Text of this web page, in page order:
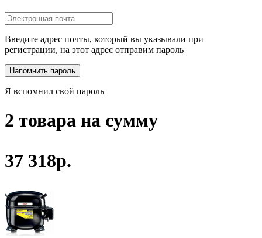
Введите адрес почты, который вы указывали при
регистрации, на этот адрес отправим пароль
Я вспомнил свой пароль
2 товара на сумму
37 318р.